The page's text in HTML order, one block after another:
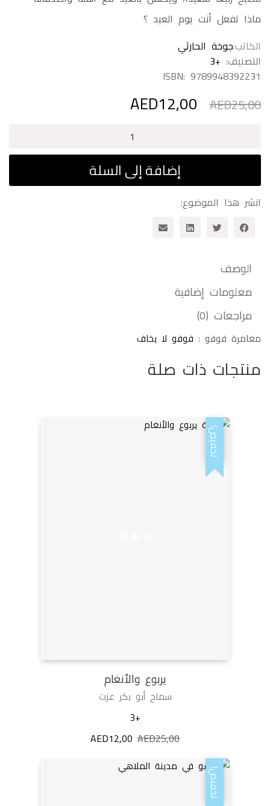
ماذا تفعل أنت يوم العيد ؟
الكاتبجوخة الحارثي
التصنيف: +3
ISBN:9789948392231
AED25,00 السعر
الأصلي
AED25,00.
AED12,00 السعر
الحالي
هو:
AED12,00.
والألوان
إضافة إلى السلة
انشر هذا الموضوع:
الوصف
معلومات إضافية
مراجعات (0)
مغامرة فوفو : فوفو لا يخاف
منتجات ذات صلة
تخفيض!
يربوع والأنغام
سماح أبو بكر عزت
+3
AED25,00
السعر
هو:
AED12,00
السعر
تخفيض!